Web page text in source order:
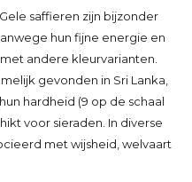
saffieren zijn bijzonder
hun fijne energie en
andere kleurvarianten.
gevonden in Sri Lanka,
hardheid (9 op de schaal
voor sieraden. In diverse
met wijsheid, welvaart